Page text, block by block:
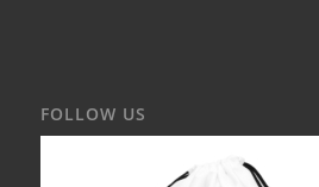
FOLLOW US